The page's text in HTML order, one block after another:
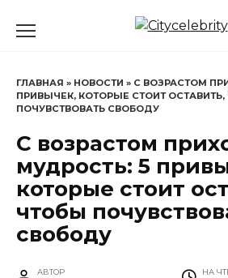
ГЛАВНАЯ » НОВОСТИ » С ВОЗРАСТОМ
ПРИВЫЧЕК, КОТОРЫЕ СТОИТ
ПОЧУВСТВОВАТЬ СВОБОДУ
С возрастом
мудрость: 5
которые стоит
чтобы
свободу
АВТОР НА